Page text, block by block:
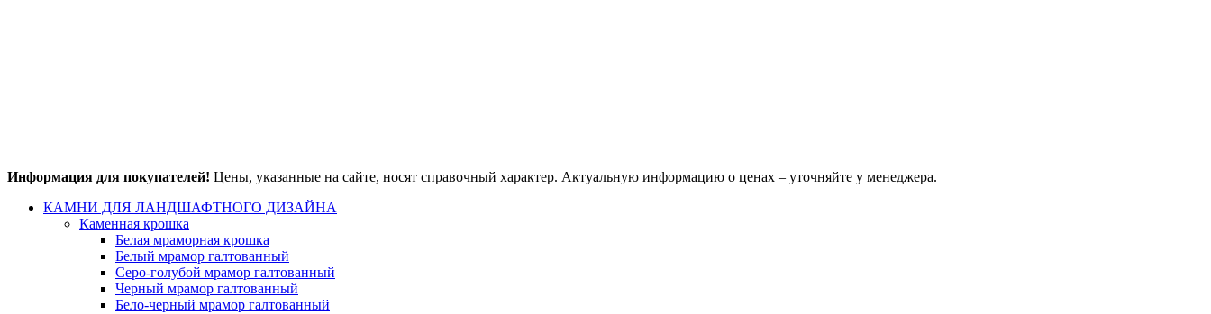
Информация для покупателей! Цены, указанные на сайте, носят справочный характер. Актуальную информацию о ценах – уточняйте у менеджера.
КАМНИ ДЛЯ ЛАНДШАФТНОГО ДИЗАЙНА
Каменная крошка
Белая мраморная крошка
Белый мрамор галтованный
Серо-голубой мрамор галтованный
Черный мрамор галтованный
Бело-черный мрамор галтованный